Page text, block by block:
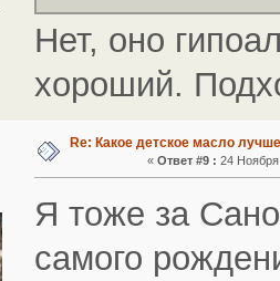
Нет, оно
хороший.
Re: Какое детское масло
« Ответ #9 : 24
Я тоже за
самого